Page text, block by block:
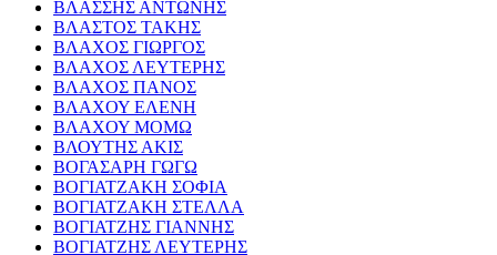
ΒΛΑΣΣΗΣ ΑΝΤΩΝΗΣ
ΒΛΑΣΤΟΣ ΤΑΚΗΣ
ΒΛΑΧΟΣ ΓΙΩΡΓΟΣ
ΒΛΑΧΟΣ ΛΕΥΤΕΡΗΣ
ΒΛΑΧΟΣ ΠΑΝΟΣ
ΒΛΑΧΟΥ ΕΛΕΝΗ
ΒΛΑΧΟΥ ΜΟΜΩ
ΒΛΟΥΤΗΣ ΑΚΙΣ
ΒΟΓΑΣΑΡΗ ΓΩΓΩ
ΒΟΓΙΑΤΖΑΚΗ ΣΟΦΙΑ
ΒΟΓΙΑΤΖΑΚΗ ΣΤΕΛΛΑ
ΒΟΓΙΑΤΖΗΣ ΓΙΑΝΝΗΣ
ΒΟΓΙΑΤΖΗΣ ΛΕΥΤΕΡΗΣ